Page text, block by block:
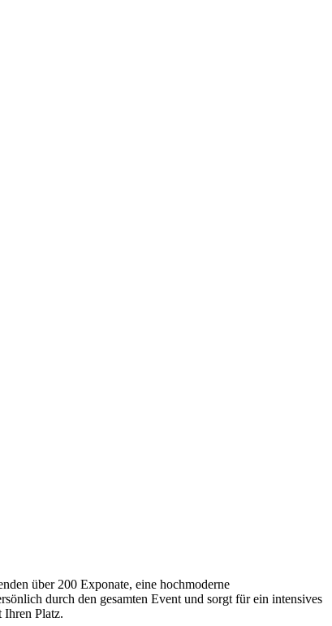
über 200 Exponate, eine hochmoderne
durch den gesamten Event und sorgt für ein intensives
Ihren Platz.